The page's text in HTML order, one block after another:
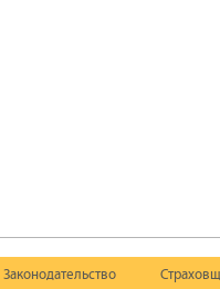
Законодательство